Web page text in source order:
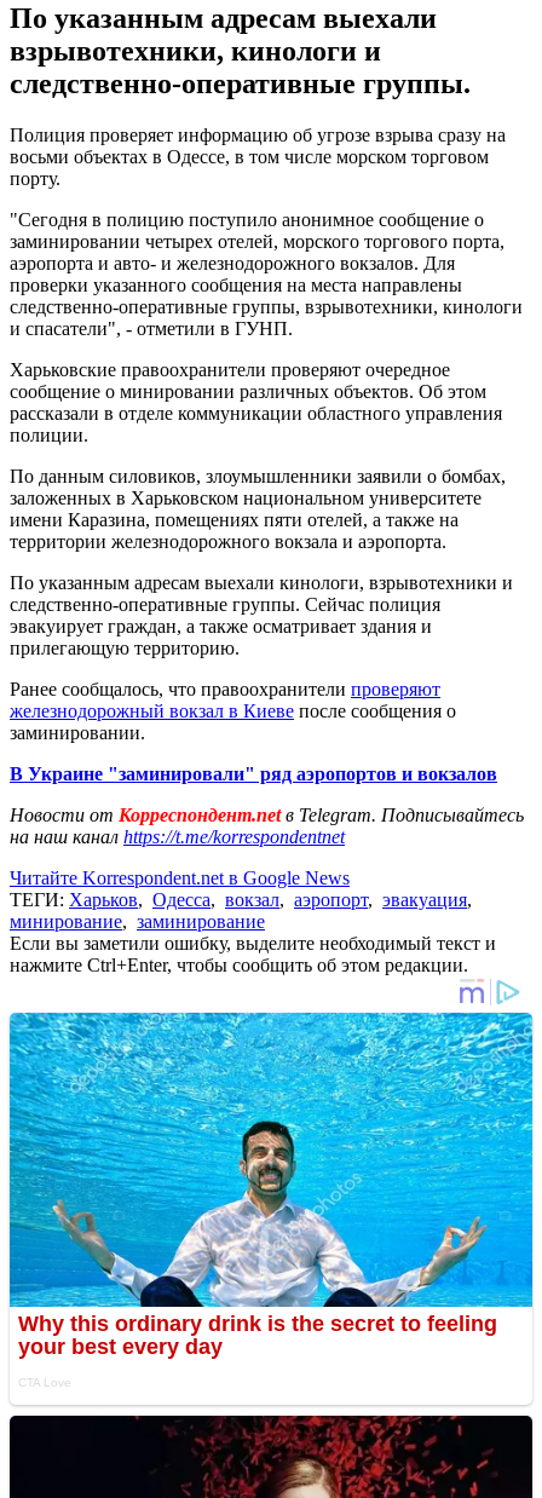
По указанным адресам выехали
взрывотехники, кинологи и
следственно-оперативные группы.
Полиция проверяет информацию об угрозе взрыва сразу на
восьми объектах в Одессе, в том числе морском торговом
порту.
"Сегодня в полицию поступило анонимное сообщение о
заминировании четырех отелей, морского торгового порта,
аэропорта и авто- и железнодорожного вокзалов. Для
проверки указанного сообщения на места направлены
следственно-оперативные группы, взрывотехники, кинологи
и спасатели", - отметили в ГУНП.
Харьковские правоохранители проверяют очередное
сообщение о минировании различных объектов. Об этом
рассказали в отделе коммуникации областного управления
полиции.
По данным силовиков, злоумышленники заявили о бомбах,
заложенных в Харьковском национальном университете
имени Каразина, помещениях пяти отелей, а также на
территории железнодорожного вокзала и аэропорта.
По указанным адресам выехали кинологи, взрывотехники и
следственно-оперативные группы. Сейчас полиция
эвакуирует граждан, а также осматривает здания и
прилегающую территорию.
Ранее сообщалось, что правоохранители проверяют
железнодорожный вокзал в Киеве после сообщения о
заминировании.
В Украине "заминировали" ряд аэропортов и вокзалов
Новости от Корреспондент.netв Telegram. Подписывайтесь
на наш канал https://t.me/korrespondentnet
Читайте Korrespondent.net в Google News
ТЕГИ: Харьков, Одесса, вокзал, аэропорт, эвакуация,
минирование, заминирование
Если вы заметили ошибку, выделите необходимый текст и
нажмите Ctrl+Enter, чтобы сообщить об этом редакции.